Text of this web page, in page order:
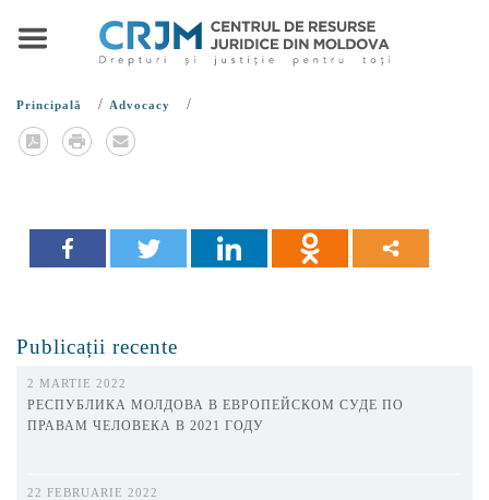
Principală / Advocacy /
Publicații recente
2 MARTIE 2022
РЕСПУБЛИКА МОЛДОВА В ЕВРОПЕЙСКОМ СУДЕ ПО
ПРАВАМ ЧЕЛОВЕКА В 2021 ГОДУ
22 FEBRUARIE 2022